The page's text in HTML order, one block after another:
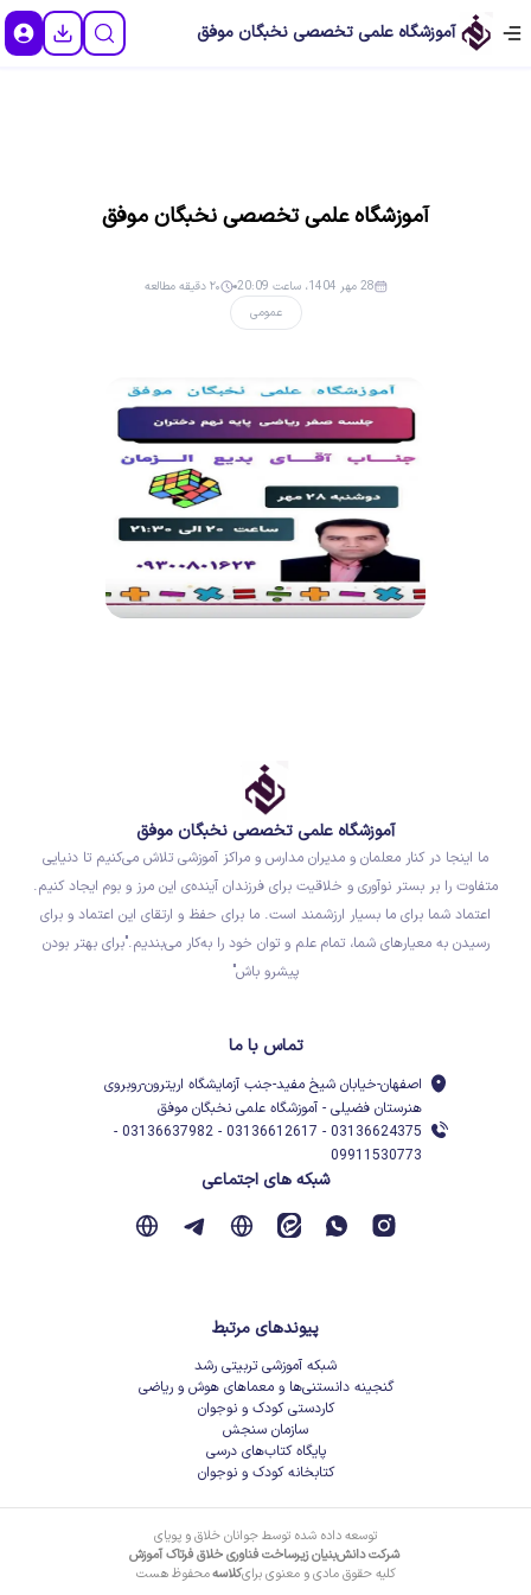
آموزشگاه علمی تخصصی نخبگان موفق
آموزشگاه علمی تخصصی نخبگان موفق
عمومی
28 مهر 1404، ساعت 20:09 ۲۰ دقیقه مطالعه
آموزشگاه علمی تخصصی نخبگان موفق
ما اینجا در کنار معلمان و مدیران مدارس و مراکز آموزشی تلاش می‌کنیم تا دنیایی
متفاوت را بر بستر نوآوری و خلاقیت برای فرزندان آینده‌ی این مرز و بوم ایجاد کنیم.
اعتماد شما برای ما بسیار ارزشمند است. ما برای حفظ و ارتقای این اعتماد و برای
رسیدن به معیارهای شما، تمام علم و توان خود را به‌کار می‌بندیم."برای بهتر بودن
پیشرو باش"
تماس با ما
اصفهان-خیابان شیخ مفید-جنب آزمایشگاه اریترون-روبروی
هنرستان فضیلی - آموزشگاه علمی نخبگان موفق
03136624375 - 03136612617 - 03136637982 -
09911530773
شبکه های اجتماعی
پیوندهای مرتبط
شبکه آموزشی تربیتی رشد
گنجینه دانستنی‌ها و معماهای هوش و ریاضی
کاردستی کودک و نوجوان
سازمان سنجش
پایگاه کتاب‌های درسی
کتابخانه کودک و نوجوان
توسعه داده شده توسط جوانان خلاق و پویای
شرکت دانش‌بنیان زیرساخت فناوری خلاق فرتاک آموزش
کلیه حقوق مادی و معنوی برایکلاسهمحفوظ هست